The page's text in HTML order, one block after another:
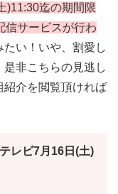
)11:30迄の期間限
信サービスが行わ
い！いや、割愛し
非こちらの見逃し
紹介を閲覧頂ければ
レビ7月16日(土)